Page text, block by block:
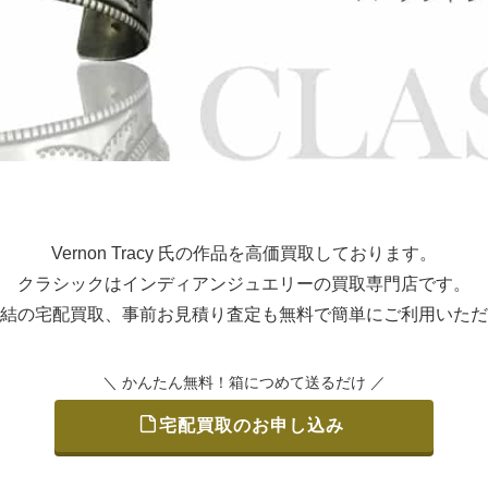
Vernon Tracy 氏の作品を高価買取しております。
クラシックはインディアンジュエリーの買取専門店です。
の宅配買取、事前お見積り査定も無料で簡単にご利用いた
＼ かんたん無料！箱につめて送るだけ ／
宅配買取のお申し込み